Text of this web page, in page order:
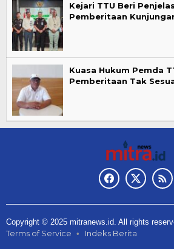
Kejari TTU Beri
Pemberitaan
Kuasa Hukum Pemda
Pemberitaan Tak
Copyright © 2025 mitranews.id. All rights
Terms of Service Indeks Berita